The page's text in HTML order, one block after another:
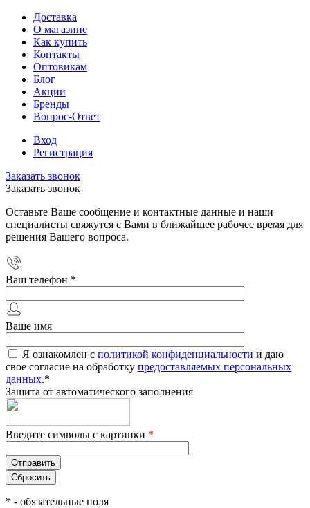
Доставка
О магазине
Как купить
Контакты
Оптовикам
Блог
Акции
Бренды
Вопрос-Ответ
Вход
Регистрация
Заказать звонок
Заказать звонок
Оставьте Ваше сообщение и контактные данные и наши
специалисты свяжутся с Вами в ближайшее рабочее время для
решения Вашего вопроса.
Ваш телефон *
Ваше имя
Я ознакомлен с политикой конфиденциальности и даю
свое согласие на обработку предоставляемых персональных
данных.*
Защита от автоматического заполнения
Введите символы с картинки *
* - обязательные поля